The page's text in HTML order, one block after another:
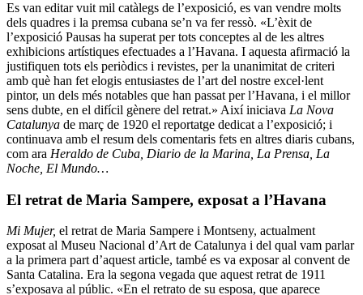
Es van editar vuit mil catàlegs de l’exposició, es van vendre molts
dels quadres i la premsa cubana se’n va fer ressò. «L’èxit de
l’exposició Pausas ha superat per tots conceptes al de les altres
exhibicions artístiques efectuades a l’Havana. I aquesta afirmació la
justifiquen tots els periòdics i revistes, per la unanimitat de criteri
amb què han fet elogis entusiastes de l’art del nostre excel·lent
pintor, un dels més notables que han passat per l’Havana, i el millor
sens dubte, en el difícil gènere del retrat.» Així iniciava La Nova
Catalunya de març de 1920 el reportatge dedicat a l’exposició; i
continuava amb el resum dels comentaris fets en altres diaris cubans,
com ara Heraldo de Cuba, Diario de la Marina, La Prensa, La
Noche, El Mundo…
El retrat de Maria Sampere, exposat a l’Havana
Mi Mujer, el retrat de Maria Sampere i Montseny, actualment
exposat al Museu Nacional d’Art de Catalunya i del qual vam parlar
a la primera part d’aquest article, també es va exposar al convent de
Santa Catalina. Era la segona vegada que aquest retrat de 1911
s’exposava al públic. «En el retrato de su esposa, que aparece